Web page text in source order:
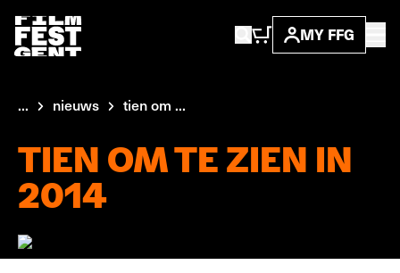
MY FFG
... nieuws tien om ...
TIEN OM TE ZIEN IN
2014